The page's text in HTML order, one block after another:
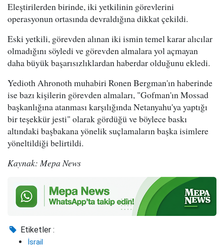
Eleştirilerden birinde, iki yetkilinin görevlerini
operasyonun ortasında devraldığına dikkat çekildi.
Eski yetkili, görevden alınan iki ismin temel karar alıcılar
olmadığını söyledi ve görevden almalara yol açmayan
daha büyük başarısızlıklardan haberdar olduğunu ekledi.
Yedioth Ahronoth muhabiri Ronen Bergman'ın haberinde
ise bazı kişilerin görevden almaları, "Gofman'ın Mossad
başkanlığına atanması karşılığında Netanyahu'ya yaptığı
bir teşekkür jesti" olarak gördüğü ve böylece baskı
altındaki başbakana yönelik suçlamaların başka isimlere
yöneltildiği belirtildi.
Kaynak: Mepa News
Etiketler :
İsrail